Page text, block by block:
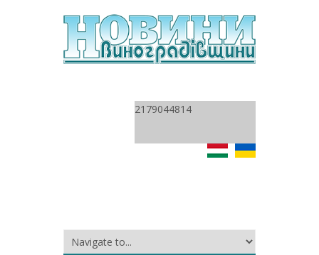
2179044814